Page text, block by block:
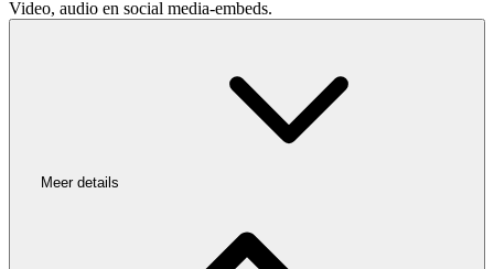
Video, audio en social media-embeds.
Meer details